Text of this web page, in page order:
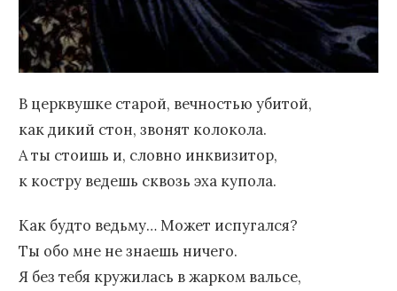
В церквушке старой, вечностью убитой,
как дикий стон, звонят колокола.
А ты стоишь и, словно инквизитор,
к костру ведешь сквозь эха купола.
Как будто ведьму… Может испугался?
Ты обо мне не знаешь ничего.
Я без тебя кружилась в жарком вальсе,